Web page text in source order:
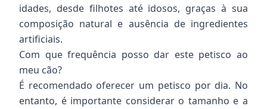
idades, desde filhotes até idosos, graças à sua
composição natural e ausência de ingredientes
artificiais.
Com que frequência posso dar este petisco ao
meu cão?
É recomendado oferecer um petisco por dia. No
entanto, é importante considerar o tamanho e a